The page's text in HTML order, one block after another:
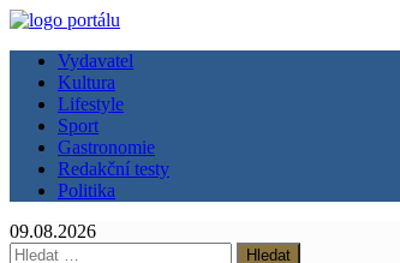
Vydavatel
Kultura
Lifestyle
Sport
Gastronomie
Redakční testy
Politika
09.08.2026
Vyhledávání